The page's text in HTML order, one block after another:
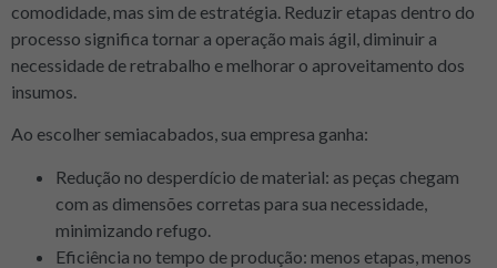
comodidade, mas sim de estratégia. Reduzir etapas dentro do
processo significa tornar a operação mais ágil, diminuir a
necessidade de retrabalho e melhorar o aproveitamento dos
insumos.
Ao escolher semiacabados, sua empresa ganha:
Redução no desperdício de material: as peças chegam
com as dimensões corretas para sua necessidade,
minimizando refugo.
Eficiência no tempo de produção: menos etapas, menos